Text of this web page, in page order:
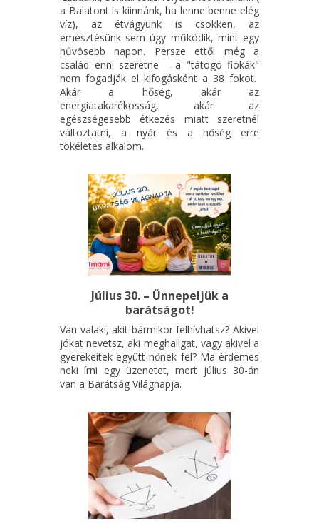
a Balatont is kiinnánk, ha lenne benne elég
víz), az étvágyunk is csökken, az
emésztésünk sem úgy működik, mint egy
hűvösebb napon. Persze ettől még a
család enni szeretne – a "tátogó fiókák"
nem fogadják el kifogásként a 38 fokot.
Akár a hőség, akár az
energiatakarékosság, akár az
egészségesebb étkezés miatt szeretnél
változtatni, a nyár és a hőség erre
tökéletes alkalom.
Július 30. – Ünnepeljük a
barátságot!
Van valaki, akit bármikor felhívhatsz? Akivel
jókat nevetsz, aki meghallgat, vagy akivel a
gyerekeitek együtt nőnek fel? Ma érdemes
neki írni egy üzenetet, mert július 30-án
van a Barátság Világnapja.